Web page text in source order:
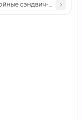
0.5,
сэндвич-панели